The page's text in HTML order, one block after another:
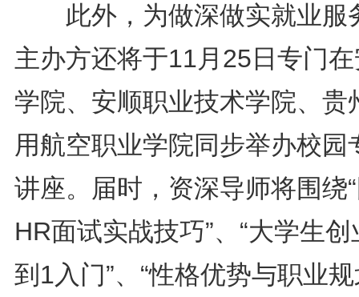
此外，为做深做实就业服
主办方还将于11月25日专门
学院、安顺职业技术学院、贵
用航空职业学院同步举办校园
讲座。届时，资深导师将围绕
HR面试实战技巧”、“大学生
到1入门”、“性格优势与职业规